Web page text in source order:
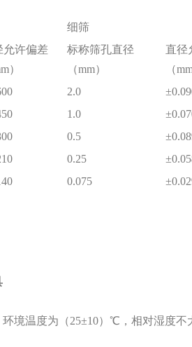
细筛
允许偏差
）
标称筛孔直径
（mm）
直径
（
2.0
1.0
0.5
0.25
0.075
境温度为（25±10）℃，相对湿度